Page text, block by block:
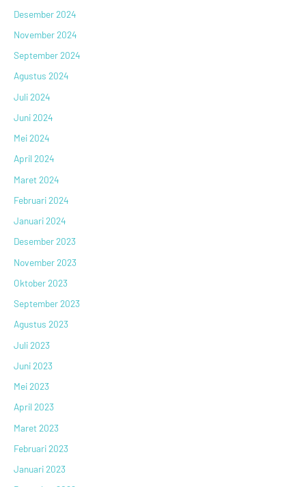
Desember 2024
November 2024
September 2024
Agustus 2024
Juli 2024
Juni 2024
Mei 2024
April 2024
Maret 2024
Februari 2024
Januari 2024
Desember 2023
November 2023
Oktober 2023
September 2023
Agustus 2023
Juli 2023
Juni 2023
Mei 2023
April 2023
Maret 2023
Februari 2023
Januari 2023